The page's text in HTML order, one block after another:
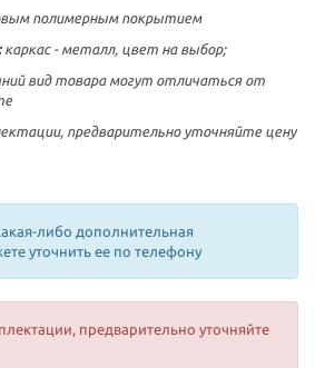
полимерным покрытием
каркас - металл, цвет на выбор;
вид товара могут отличаться от
предварительно уточняйте цену
либо дополнительная
уточнить ее по телефону
предварительно уточняйте